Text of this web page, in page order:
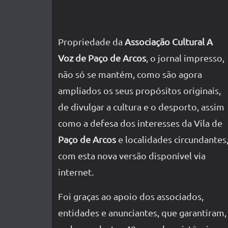
Propriedade da Associação Cultural A
Voz de Paço de Arcos , o jornal impresso,
não só se mantém, como são agora
ampliados os seus propósitos originais,
de divulgar a cultura e o desporto, assim
como a defesa dos interesses da Vila de
Paço de Arcos e localidades circundantes,
com esta nova versão disponível via
internet.
Foi graças ao apoio dos associados,
entidades e anunciantes, que garantiram,